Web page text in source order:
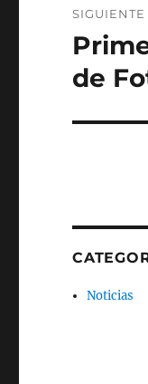
SIGUIENTE
Entrada
siguiente:
de
Noticias